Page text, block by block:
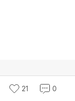
AllaboutHistory
21 0